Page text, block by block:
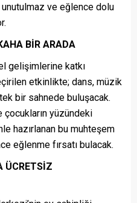
ve eğlence dolu
BİR ARADA
gelişimlerine katkı
etkinlikte; dans, müzik
bir sahnede buluşacak.
yüzündeki
hazırlanan bu muhteşem
eğlenme fırsatı bulacak.
ÜCRETSİZ